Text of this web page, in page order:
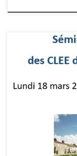
l’Académie de
l’objectif premier